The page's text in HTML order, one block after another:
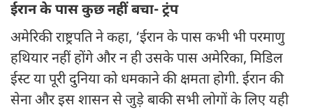
ईरान के पास कुछ नहीं बचा- ट्रंप
अमेरिकी राष्ट्रपति ने कहा, ‘ईरान के पास कभी भी परमाणु
हथियार नहीं होंगे और न ही उसके पास अमेरिका, मिडिल
ईस्ट या पूरी दुनिया को धमकाने की क्षमता होगी. ईरान की
सेना और इस शासन से जुड़े बाकी सभी लोगों के लिए यही